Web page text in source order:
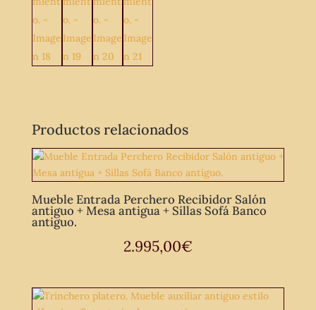
Productos relacionados
Mueble Entrada Perchero Recibidor Salón
antiguo + Mesa antigua + Sillas Sofá Banco
antiguo.
2.995,00€